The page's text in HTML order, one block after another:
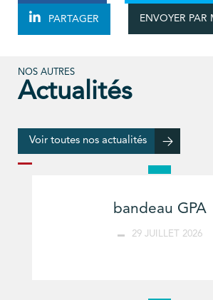
PARTAGER ENVOYER PAR
NOS AUTRES
Actualités
Voir toutes nos actualités
bandeau GPA
29 JUILLET 2026